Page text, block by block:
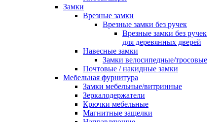
Замки
Врезные замки
Врезные замки без ручек
Врезные замки без ручек
для деревянных дверей
Навесные замки
Замки велосипедные/тросовые
Почтовые / накидные замки
Мебельная фурнитура
Замки мебельные/витринные
Зеркалодержатели
Крючки мебельные
Магнитные защелки